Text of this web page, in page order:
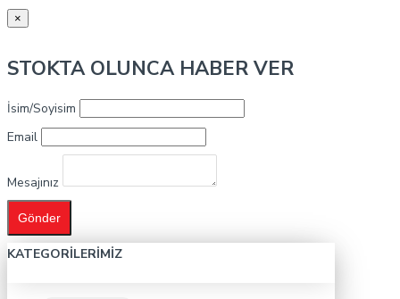
×
STOKTA OLUNCA HABER VER
İsim/Soyisim
Email
Mesajınız
Gönder
KATEGORILERIMIZ